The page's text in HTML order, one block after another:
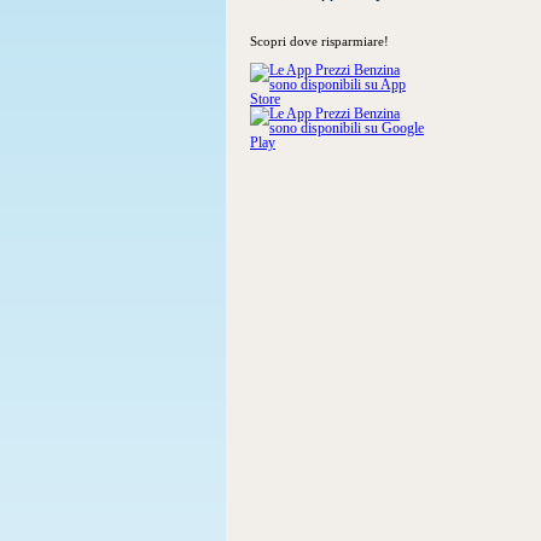
Scopri dove risparmiare!